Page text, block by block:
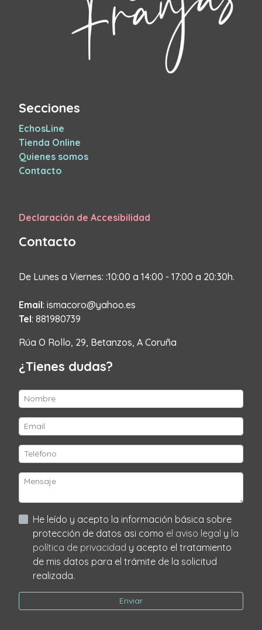
Secciones
EchosLine
Tienda Online
Quienes somos
Contacto
Declaración de Accesibilidad
Contacto
De Lunes a Viernes: :10:00 a 14:00 - 17:00 a 20:30h.
Email: ismacoro@yahoo.es
Tel: 881980739
Rúa O Rollo, 29, Betanzos, A Coruña
¿Tienes dudas?
He leído y acepto la información básica sobre
protección de datos asi como el aviso legal y la
política de privacidad y acepto el tratamiento
de mis datos para el trámite de la solicitud
realizada.
Enviar